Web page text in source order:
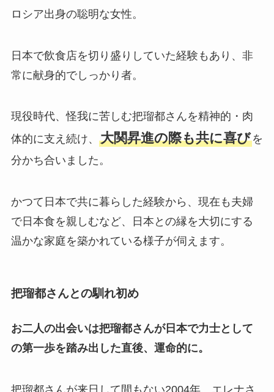
ロシア出身の聡明な女性。
日本で飲食店を切り盛りしていた経験もあり、非
常に献身的でしっかり者。
現役時代、怪我に苦しむ把瑠都さんを精神的・肉
体的に支え続け、 大関昇進の際も共に喜びを
分かち合いました。
かつて日本で共に暮らした経験から、現在も夫婦
で日本食を親しむなど、日本との縁を大切にする
温かな家庭を築かれている様子が伺えます。
把瑠都さんとの馴れ初め
お二人の出会いは把瑠都さんが日本で力士として
の第一歩を踏み出した直後、運命的に。
把瑠都さんが来日して間もない2004年、エレナさ